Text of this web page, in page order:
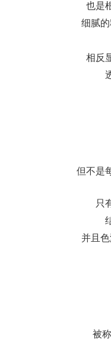
也是
细腻
相反
但不是
只
并且色
被